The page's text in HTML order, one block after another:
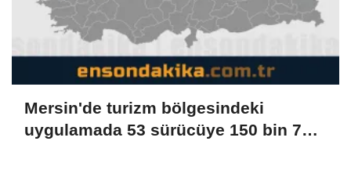
Mersin'de turizm bölgesindeki
uygulamada 53 sürücüye 150 bin 779